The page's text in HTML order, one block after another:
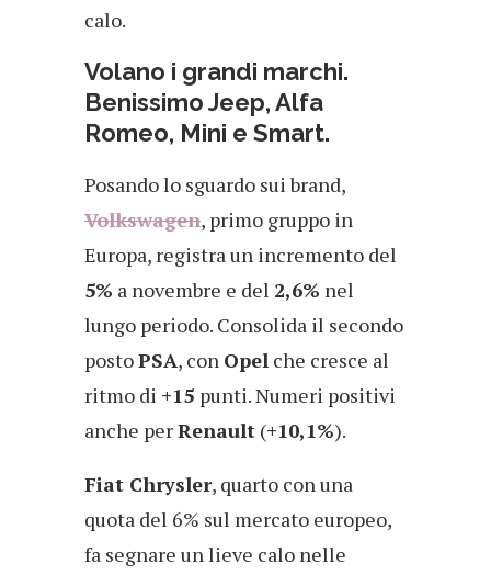
calo.
Volano i grandi marchi.
Benissimo Jeep, Alfa
Romeo, Mini e Smart.
Posando lo sguardo sui brand,
Volkswagen, primo gruppo in
Europa, registra un incremento del
5% a novembre e del 2,6% nel
lungo periodo. Consolida il secondo
postoPSA, con Opel che cresce al
ritmo di +15 punti. Numeri positivi
anche perRenault (+10,1%).
Fiat Chrysler, quarto con una
quota del 6% sul mercato europeo,
fa segnare un lieve calo nelle